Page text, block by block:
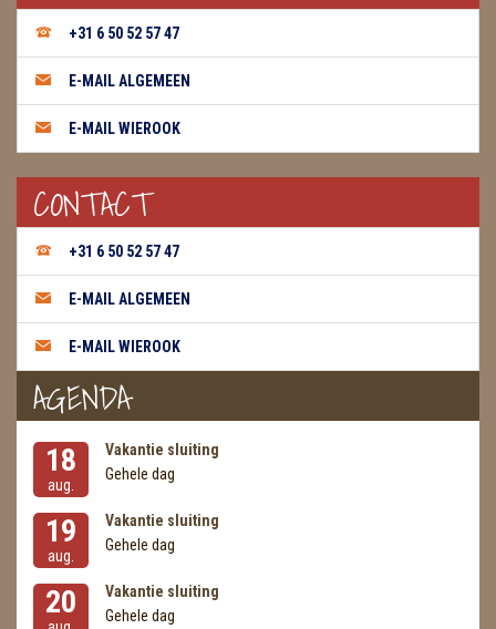
+31 6 50 52 57 47
E-MAIL ALGEMEEN
E-MAIL WIEROOK
CONTACT
+31 6 50 52 57 47
E-MAIL ALGEMEEN
E-MAIL WIEROOK
AGENDA
18
aug.
Vakantie sluiting
Gehele dag
19
aug.
Vakantie sluiting
Gehele dag
20
Vakantie sluiting
Gehele dag